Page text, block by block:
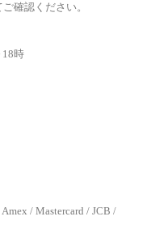
ご確認ください。
18時
/ Mastercard / JCB /